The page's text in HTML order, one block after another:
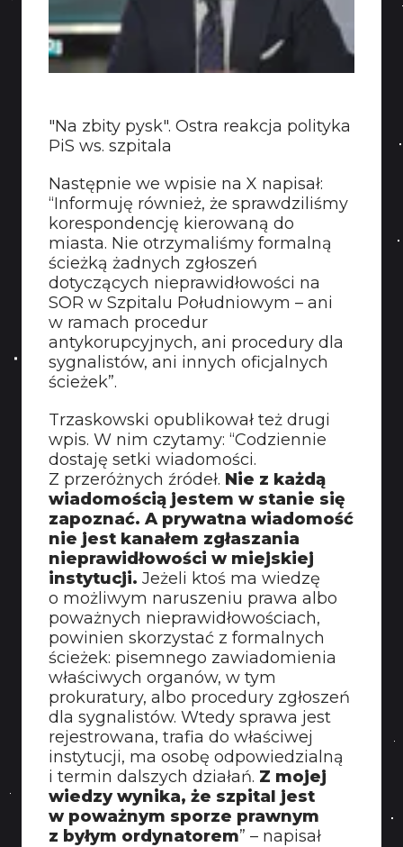
"Na zbity pysk". Ostra reakcja polityka
PiS ws. szpitala
Następnie we wpisie na X napisał:
“Informuję również, że sprawdziliśmy
korespondencję kierowaną do
miasta. Nie otrzymaliśmy formalną
ścieżką żadnych zgłoszeń
dotyczących nieprawidłowości na
SOR w Szpitalu Południowym – ani
w ramach procedur
antykorupcyjnych, ani procedury dla
sygnalistów, ani innych oficjalnych
ścieżek”.
Trzaskowski opublikował też drugi
wpis. W nim czytamy: “Codziennie
dostaję setki wiadomości.
Z przeróżnych źródeł. Nie z każdą
wiadomością jestem w stanie się
zapoznać. A prywatna wiadomość
nie jest kanałem zgłaszania
nieprawidłowości w miejskiej
instytucji. Jeżeli ktoś ma wiedzę
o możliwym naruszeniu prawa albo
poważnych nieprawidłowościach,
powinien skorzystać z formalnych
ścieżek: pisemnego zawiadomienia
właściwych organów, w tym
prokuratury, albo procedury zgłoszeń
dla sygnalistów. Wtedy sprawa jest
rejestrowana, trafia do właściwej
instytucji, ma osobę odpowiedzialną
i termin dalszych działań. Z mojej
wiedzy wynika, że szpital jest
w poważnym sporze prawnym
z byłym ordynatorem” – napisał